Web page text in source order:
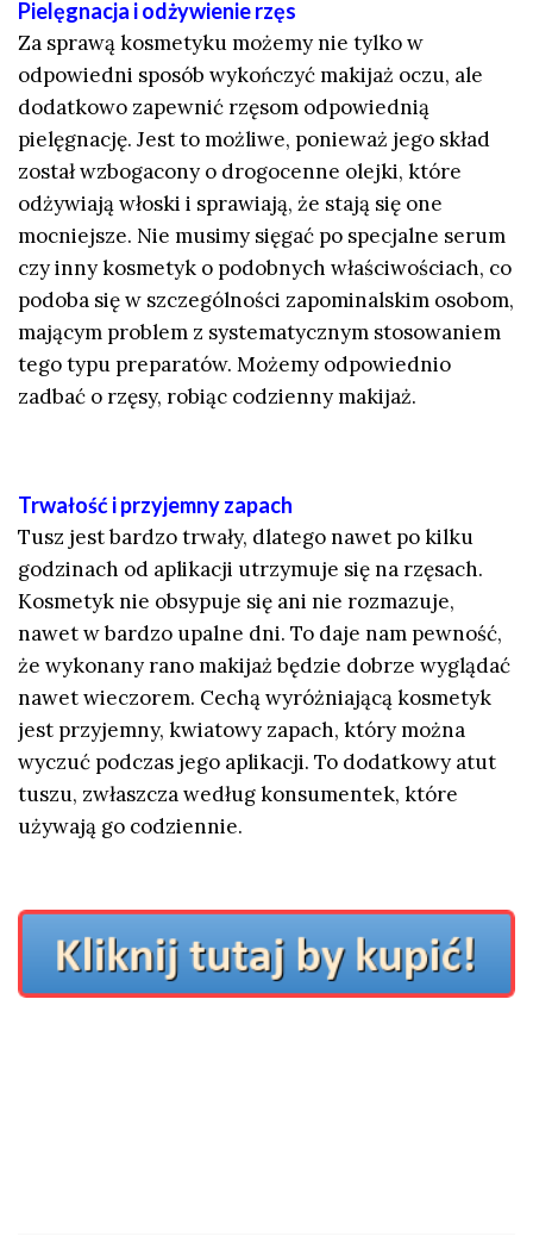
Pielęgnacja i odżywienie rzęs
Za sprawą kosmetyku możemy nie tylko w
odpowiedni sposób wykończyć makijaż oczu, ale
dodatkowo zapewnić rzęsom odpowiednią
pielęgnację. Jest to możliwe, ponieważ jego skład
został wzbogacony o drogocenne olejki, które
odżywiają włoski i sprawiają, że stają się one
mocniejsze. Nie musimy sięgać po specjalne serum
czy inny kosmetyk o podobnych właściwościach, co
podoba się w szczególności zapominalskim osobom,
mającym problem z systematycznym stosowaniem
tego typu preparatów. Możemy odpowiednio
zadbać o rzęsy, robiąc codzienny makijaż.
Trwałość i przyjemny zapach
Tusz jest bardzo trwały, dlatego nawet po kilku
godzinach od aplikacji utrzymuje się na rzęsach.
Kosmetyk nie obsypuje się ani nie rozmazuje,
nawet w bardzo upalne dni. To daje nam pewność,
że wykonany rano makijaż będzie dobrze wyglądać
nawet wieczorem. Cechą wyróżniającą kosmetyk
jest przyjemny, kwiatowy zapach, który można
wyczuć podczas jego aplikacji. To dodatkowy atut
tuszu, zwłaszcza według konsumentek, które
używają go codziennie.